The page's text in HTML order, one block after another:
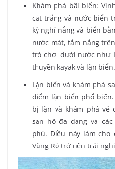
Khám phá bãi biển:
cát trắng và nước biển
kỳ nghỉ nắng và biển
nước mát, tắm nắng
trò chơi dưới nước như
thuyền kayak và lặn biển.
Lặn biển và khám phá
điểm lặn biển phổ
bị lặn và khám phá vẻ
san hô đa dạng và
phú. Điều này làm cho
Vũng Rô trở nên trải